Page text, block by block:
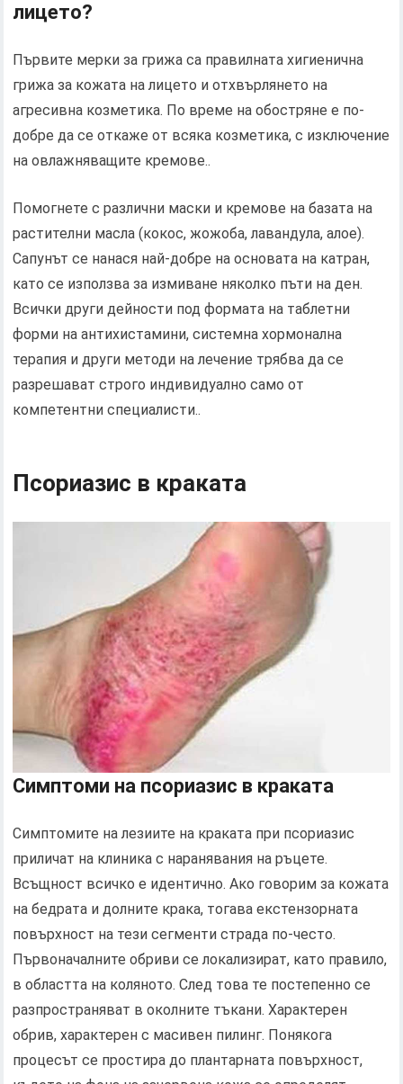
лицето?
Първите мерки за грижа са правилната хигиенична
грижа за кожата на лицето и отхвърлянето на
агресивна козметика. По време на обостряне е по-
добре да се откаже от всяка козметика, с изключение
на овлажняващите кремове..
Помогнете с различни маски и кремове на базата на
растителни масла (кокос, жожоба, лавандула, алое).
Сапунът се нанася най-добре на основата на катран,
като се използва за измиване няколко пъти на ден.
Всички други дейности под формата на таблетни
форми на антихистамини, системна хормонална
терапия и други методи на лечение трябва да се
разрешават строго индивидуално само от
компетентни специалисти..
Псориазис в краката
Симптоми на псориазис в краката
Симптомите на лезиите на краката при псориазис
приличат на клиника с наранявания на ръцете.
Всъщност всичко е идентично. Ако говорим за кожата
на бедрата и долните крака, тогава екстензорната
повърхност на тези сегменти страда по-често.
Първоначалните обриви се локализират, като правило,
в областта на коляното. След това те постепенно се
разпространяват в околните тъкани. Характерен
обрив, характерен с масивен пилинг. Понякога
процесът се простира до плантарната повърхност,